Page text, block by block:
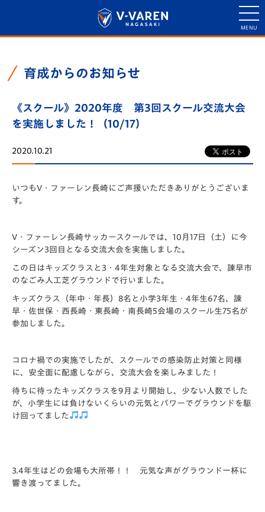
育成からのお知らせ
《スクール》2020年度 第3回スクール交流大会
を実施しました！（10/17）
2020.10.21
いつもV・ファーレン長崎にご声援いただきありがとうございま
す。
V・ファーレン長崎サッカースクールでは、10月17日（土）に今
シーズン3回目となる交流大会を実施しました。
この日はキッズクラスと3・4年生対象となる交流大会で、諫早市
のなごみ人工芝グラウンドで行いました。
キッズクラス（年中・年長）8名と小学3年生・4年生67名、諫
早・佐世保・西長崎・東長崎・南長崎5会場のスクール生75名が
参加しました。
コロナ禍での実施でしたが、スクールでの感染防止対策と同様
に、安全面に配慮しながら、交流大会を楽しみました！
待ちに待ったキッズクラスを9月より開始し、少ない人数でした
が、小学生には負けないくらいの元気とパワーでグラウンドを駆
け回ってました
3.4年生はどの会場も大所帯！！ 元気な声がグラウンド一杯に
響き渡ってました。